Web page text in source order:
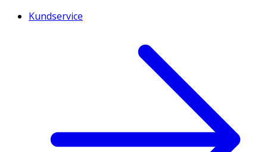
Kundservice